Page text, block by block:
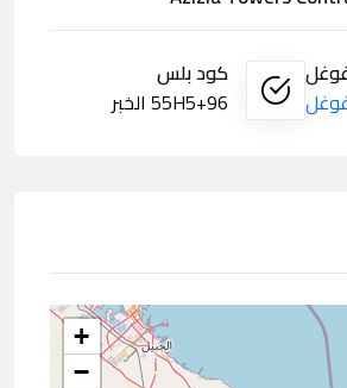
كود بلس
55H5+96 الخبر
+
−